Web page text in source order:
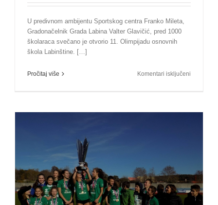
U predivnom ambijentu Sportskog centra Franko Mileta,
Gradonačelnik Grada Labina Valter Glavičić, pred 1000
školaraca svečano je otvorio 11. Olimpijadu osnovnih
škola Labinštine. […]
Pročitaj više Komentari isključeni